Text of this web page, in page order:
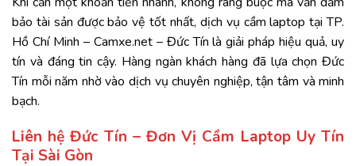
bảo tài sản đượcbảovệtốtnhất, dịch vụ cầmlaptoptạiTP.
Hồ Chí Minh – Camxe.net – ĐứcTín làgiảipháphiệuquả,uy
tín và đángtin cậy. Hàng ngànkhách hàng đã lựachọn Đức
Tín mỗinăm nhờvào dịch vụchuyên nghiệp,tận tâm vàminh
bạch.
Liên hệ Đức Tín – Đơn Vị Cầm Laptop Uy Tín
Tại Sài Gòn